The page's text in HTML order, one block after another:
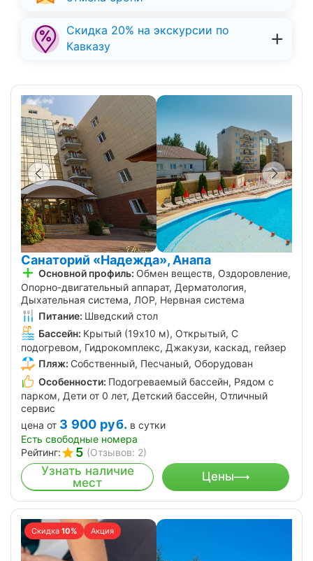
Скидка 20% на экскурсии по
Кавказу
Санаторий «Надежда», Анапа
Основной профиль: Обмен веществ, Оздоровление,
Опорно-двигательный аппарат, Дерматология,
Дыхательная система, ЛОР, Нервная система
Питание: Шведский стол
Бассейн: Крытый (19х10 м), Открытый, С
подогревом, Гидрокомплекс, Джакузи, каскад, гейзер
Пляж: Собственный, Песчаный, Оборудован
Особенности: Подогреваемый бассейн, Рядом с
парком, Дети от 0 лет, Детский бассейн, Отличный
сервис
цена от 3 900 руб. в сутки
Есть свободные номера
Рейтинг:
5 (Отзывов: 2)
Узнать наличие
мест
Цены
Скидка 10% Акция